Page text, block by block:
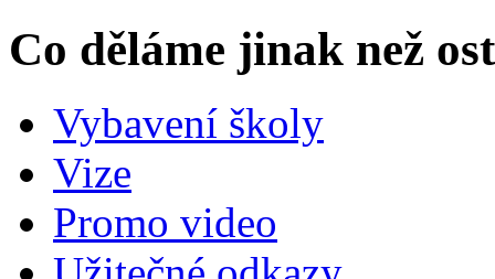
Co děláme jinak než
Vybavení školy
Vize
Promo video